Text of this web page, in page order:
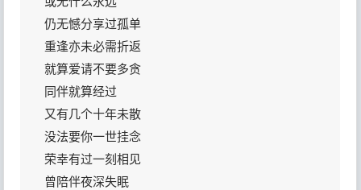
仍无憾分享过孤单
重逢亦未必需折返
就算爱请不要多贪
同伴就算经过
又有几个十年未散
没法要你一世挂念
荣幸有过一刻相见
曾陪伴夜深失眠